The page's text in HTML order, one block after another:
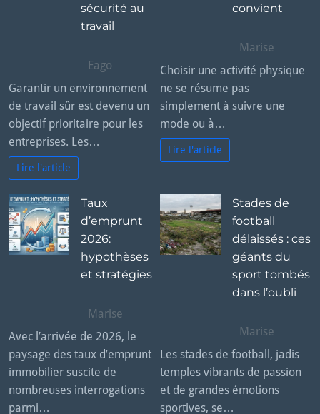
sécurité au
travail
Eago
Garantir un environnement
de travail sûr est devenu un
objectif prioritaire pour les
entreprises. Les…
Lire l'article
convient
Marise
Choisir une activité physique
ne se résume pas
simplement à suivre une
mode ou à…
Lire l'article
Taux
d’emprunt
2026:
hypothèses
et stratégies
Marise
Avec l’arrivée de 2026, le
paysage des taux d’emprunt
immobilier suscite de
nombreuses interrogations
parmi…
Stades de
football
délaissés : ces
géants du
sport tombés
dans l’oubli
Marise
Les stades de football, jadis
temples vibrants de passion
et de grandes émotions
sportives, se…